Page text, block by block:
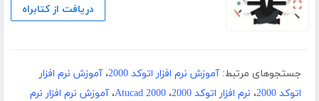
دریافت از کتابراه
جستجوهای مرتبط: آموزش نرم افزار اتوکد 2000 ،آموزش نرم افزار
اتوکد 2000
، نرم افزار اتوکد 2000 ، Atucad 2000،آموزش نرم افزار نرم